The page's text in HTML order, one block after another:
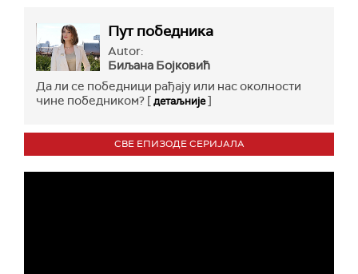
Пут победника
Autor:
Биљана Бојковић
Да ли се победници рађају или нас околности
чине победником? [детаљније]
СВЕ ЕПИЗОДЕ СЕРИЈАЛА